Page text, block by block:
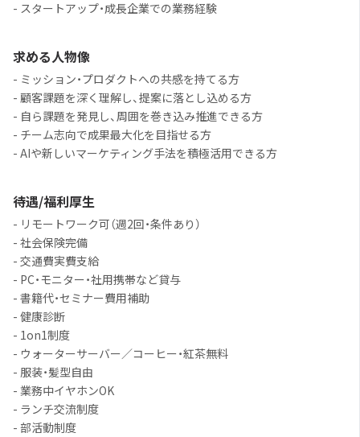
- スタートアップ・成長企業での業務経験
求める人物像
- ミッション・プロダクトへの共感を持てる方
- 顧客課題を深く理解し、提案に落とし込める方
- 自ら課題を発見し、周囲を巻き込み推進できる方
- チーム志向で成果最大化を目指せる方
- AIや新しいマーケティング手法を積極活用できる方
待遇/福利厚生
- リモートワーク可（週2回・条件あり）
- 社会保険完備
- 交通費実費支給
- PC・モニター・社用携帯など貸与
- 書籍代・セミナー費用補助
- 健康診断
- 1on1制度
- ウォーターサーバー／コーヒー・紅茶無料
- 服装・髪型自由
- 業務中イヤホンOK
- ランチ交流制度
- 部活動制度